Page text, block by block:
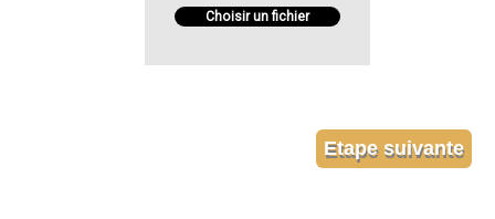
Choisir un fichier